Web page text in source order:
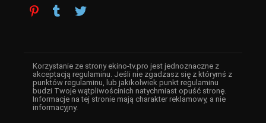
Korzystanie ze strony ekino-tv.pro jest jednoznaczne z
akceptacją regulaminu. Jeśli nie zgadzasz się z którymś z
punktów regulaminu, lub jakikolwiek punkt regulaminu
budzi Twoje wątpliwościnich natychmiast opuść stronę.
Informacje na tej stronie mają charakter reklamowy, a nie
informacyjny.